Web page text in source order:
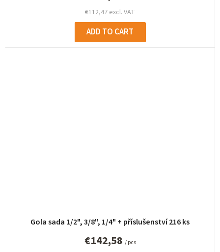
€112,47 excl. VAT
ADD TO CART
Gola sada 1/2", 3/8", 1/4" + příslušenství 216 ks
€142,58 / pcs